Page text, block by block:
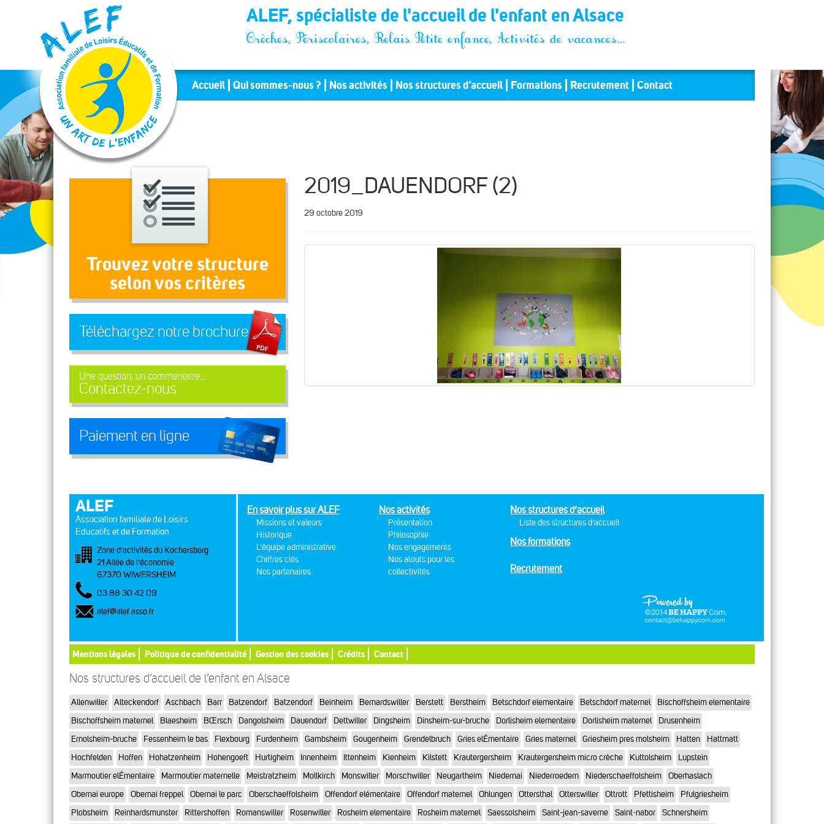
Panneau de gestion des cookies ALEF, spécialiste de l'accueil de l'enfant en Alsace
Crèches, Périscolaires, Relais Petite enfance, Activités de vacances…
Accueil Qui sommes-nous ? Nos activités Nos structures d’accueil Formations Recrutement Contact
Trouvez votre structure
selon vos critères
Téléchargez notre brochure
Une question, un commentaire...
Contactez-nous
Paiement en ligne
2019_DAUENDORF (2)
29 octobre 2019
ALEF
Association familiale de Loisirs
Educatifs et de Formation
Zone d’activités du Kochersberg
21 Allée de l’économie
67370 WIWERSHEIM
03 88 30 42 09
alef@alef.asso.fr
En savoir plus sur ALEF
Missions et valeurs
Historique
L'équipe administrative
Chiffres clés
Nos partenaires
Nos activités
Présentation
Philosophie
Nos engagements
Nos atouts pour les
collectivités
Nos structures d’accueil
Liste des structures d’accueil
Nos formations
Recrutement
Mentions légales Politique de confidentialité Gestion des cookies Crédits Contact
Nos structures d’accueil de l’enfant en Alsace
Allenwiller Alteckendorf Aschbach Barr Batzendorf Batzendorf Beinheim Bernardswiller Berstett Berstheim Betschdorf elementaire Betschdorf maternel
Bischoffsheim elementaire
Bischoffsheim maternel
Blaesheim BŒrsch Dangolsheim Dauendorf Dettwiller Dingsheim Dinsheim-sur-bruche Dorlisheim elementaire Dorlisheim maternel
Drusenheim
Ernolsheim-bruche
Fessenheim le bas Flexbourg Furdenheim Gambsheim Gougenheim Grendelbruch Gries elÉmentaire Gries maternel Griesheim pres molsheim Hatten
Hattmatt
Hochfelden
Hoffen Hohatzenheim Hohengoeft Hurtigheim Innenheim Ittenheim Kienheim Kilstett Krautergersheim Krautergersheim micro crèche Kuttolsheim
Lupstein
Marmoutier elÉmentaire
Marmoutier maternelle Meistratzheim Mollkirch Monswiller Morschwiller Neugartheim Niedernai Niederroedern Niederschaeffolsheim
Oberhaslach
Obernai europe
Obernai freppel Obernai le parc Oberschaeffolsheim Offendorf elémentaire Offendorf maternel Ohlungen Ottersthal Otterswiller Ottrott Pfettisheim
Pfulgriesheim
Plobsheim
Reinhardsmunster Rittershoffen Romanswiller Rosenwiller Rosheim elementaire Rosheim maternel Saessolsheim Saint-jean-saverne Saint-nabor Schnersheim